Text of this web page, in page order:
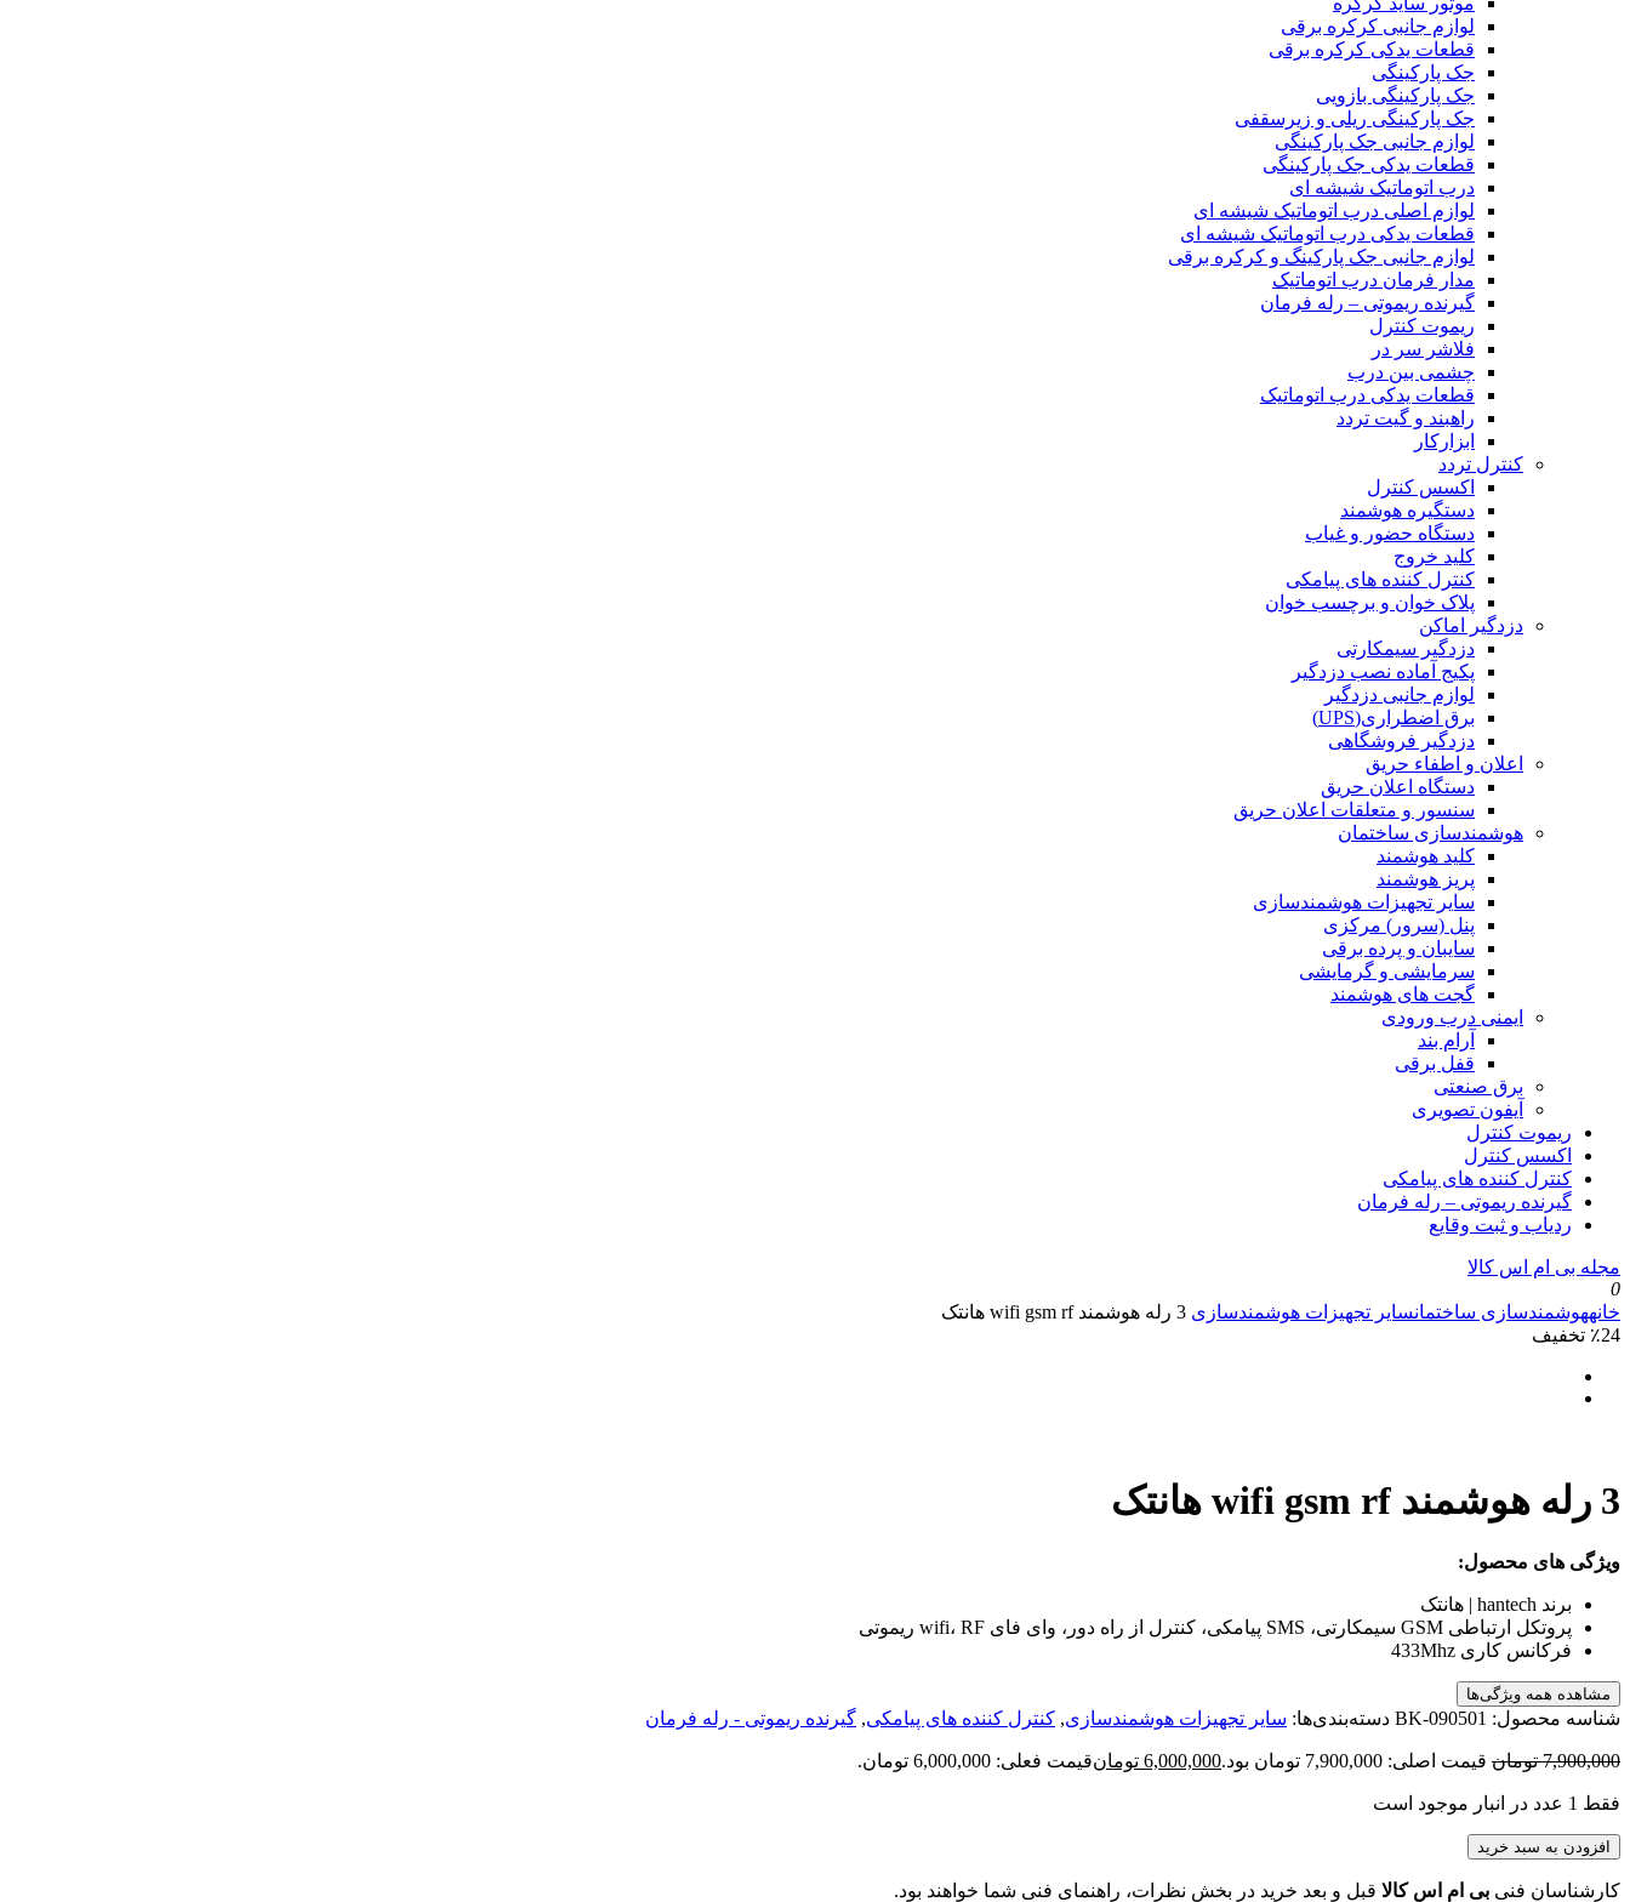
لوازم جانبی کرکره برقی
قطعات یدکی کرکره برقی
جک پارکینگی
جک پارکینگی بازویی
جک پارکینگی ریلی و زیرسقفی
لوازم جانبی جک پارکینگی
قطعات یدکی جک پارکینگی
درب اتوماتیک شیشه ای
لوازم اصلی درب اتوماتیک شیشه ای
قطعات یدکی درب اتوماتیک شیشه ای
لوازم جانبی جک پارکینگ و کرکره برقی
مدار فرمان درب اتوماتیک
گیرنده ریموتی – رله فرمان
ریموت کنترل
فلاشر سر در
چشمی بین درب
قطعات یدکی درب اتوماتیک
راهبند و گیت تردد
ابزارکار
کنترل تردد
اکسس کنترل
دستگیره هوشمند
دستگاه حضور و غیاب
کلید خروج
کنترل کننده های پیامکی
پلاک خوان و برچسب خوان
دزدگیر اماکن
دزدگیر سیمکارتی
پکیج آماده نصب دزدگیر
لوازم جانبی دزدگیر
برق اضطراری(UPS)
دزدگیر فروشگاهی
اعلان و اطفاء حریق
دستگاه اعلان حریق
سنسور و متعلقات اعلان حریق
هوشمندسازی ساختمان
کلید هوشمند
پریز هوشمند
سایر تجهیزات هوشمندسازی
پنل (سرور) مرکزی
سایبان و پرده برقی
سرمایشی و گرمایشی
گجت های هوشمند
ایمنی درب ورودی
آرام بند
قفل برقی
برق صنعتی
آیفون تصویری
ریموت کنترل
اکسس کنترل
کنترل کننده های پیامکی
گیرنده ریموتی – رله فرمان
ردیاب و ثبت وقایع
مجله بی ام اس کالا
0
خانههوشمندسازی ساختمانسایر تجهیزات هوشمندسازی
٪24 تخفیف
3 رله هوشمند wifi gsm rf هانتک
ویژگی های محصول:
برند hantech | هانتک
پروتکل ارتباطی GSM سیمکارتی، SMS پیامکی، کنترل از راه دور، وای فای wifi، RF ریموتی
فرکانس کاری 433Mhz
مشاهده همه ویژگی‌ها
شناسه محصول: BK-090501 دسته‌بندی‌ها: سایر تجهیزات هوشمندسازی, کنترل کننده های پیامکی, گیرنده ریموتی - رله فرمان
7,900,000 تومان قیمت اصلی: 7,900,000 تومان بود. 6,000,000 تومانقیمت فعلی: 6,000,000 تومان.
فقط 1 عدد در انبار موجود است
افزودن به سبد خرید
کارشناسان فنی بی ام اس کالا قبل و بعد خرید در بخش نظرات، راهنمای فنی شما خواهند بود.